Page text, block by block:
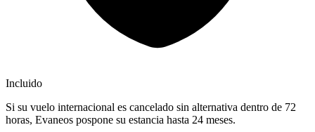
Incluido
Si su vuelo internacional es cancelado sin alternativa dentro de 72
horas, Evaneos pospone su estancia hasta 24 meses.